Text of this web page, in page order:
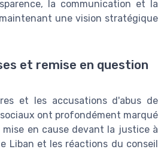
la communication et la
une vision stratégique
et remise en question
et les accusations d'abus de
ont profondément marqué
mise en cause devant la justice à
Liban et les réactions du conseil